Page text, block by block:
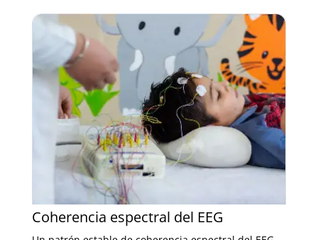
Coherencia espectral del EEG